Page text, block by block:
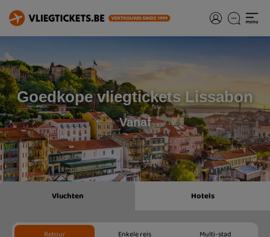
Goedkope vliegtickets Lissabon
Vanaf